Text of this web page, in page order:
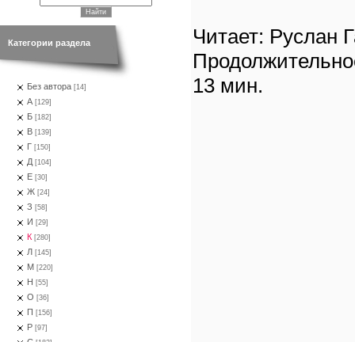
Категории раздела
Без автора [14]
А [129]
Б [182]
В [139]
Г [150]
Д [104]
Е [30]
Ж [24]
З [58]
И [29]
К [280]
Л [145]
М [220]
Н [55]
О [36]
П [156]
Р [97]
Читает: Руслан
13 мин.